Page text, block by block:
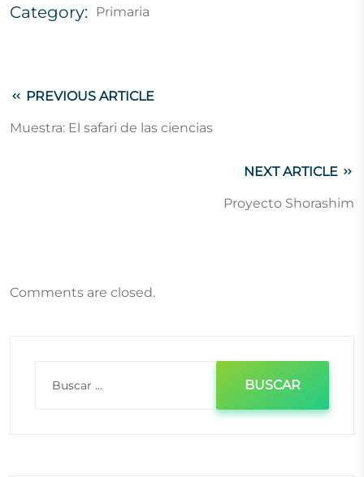
Category: Primaria
PREVIOUS ARTICLE
Muestra: El safari de las ciencias
NEXT ARTICLE
Proyecto Shorashim
Comments are closed.